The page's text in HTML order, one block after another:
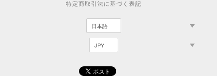
特定商取引法に基づく表記